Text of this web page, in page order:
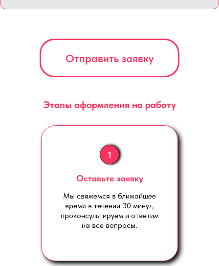
Отправить заявку
Этапы оформления на работу
Оставьте заявку
Мы свяжемся в ближайшее
время в течении 30 минут,
проконсультируем и ответим
на все вопросы.
1